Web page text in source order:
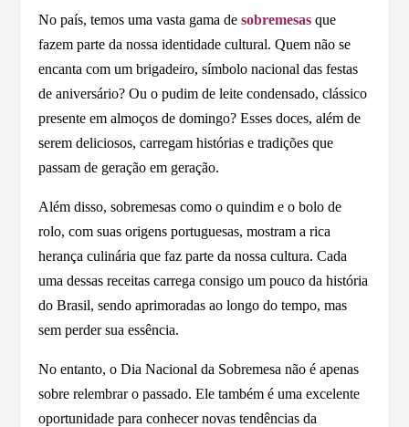
No país, temos uma vasta gama desobremesas que
fazem parte da nossa identidade cultural. Quem não se
encanta com um brigadeiro, símbolo nacional das festas
de aniversário? Ou o pudim de leite condensado, clássico
presente em almoços de domingo? Esses doces, além de
serem deliciosos, carregam histórias e tradições que
passam de geração em geração.
Além disso, sobremesas como o quindim e o bolo de
rolo, com suas origens portuguesas, mostram a rica
herança culinária que faz parte da nossa cultura. Cada
uma dessas receitas carrega consigo um pouco da história
do Brasil, sendo aprimoradas ao longo do tempo, mas
sem perder sua essência.
No entanto, o Dia Nacional da Sobremesa não é apenas
sobre relembrar o passado. Ele também é uma excelente
oportunidade para conhecer novas tendências da